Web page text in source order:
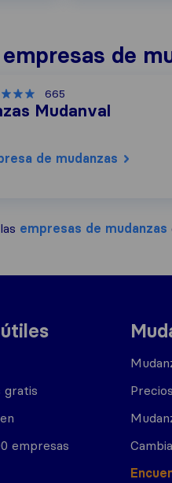
de
665
Mudanval
de mudanzas
empresas de mudanzas
gratis
empresas